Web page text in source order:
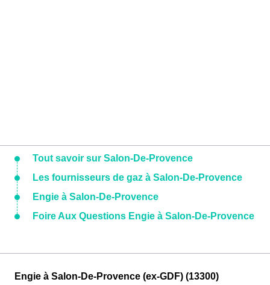
Tout savoir sur Salon-De-Provence
Les fournisseurs de gaz à Salon-De-Provence
Engie à Salon-De-Provence
Foire Aux Questions Engie à Salon-De-Provence
Engie à Salon-De-Provence (ex-GDF) (13300)